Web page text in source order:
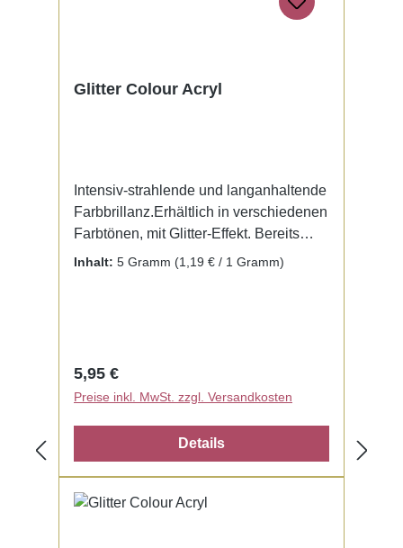
Glitter Colour Acryl
Intensiv-strahlende und langanhaltende
Farbbrillanz.Erhältlich in verschiedenen
Farbtönen, mit Glitter-Effekt. Bereits
fertig zur Benutzung mit Liquid. Kein
Inhalt: 5 Gramm (1,19 € / 1 Gramm)
Regulärer Preis:
5,95 €
Preise inkl. MwSt. zzgl. Versandkosten
Details